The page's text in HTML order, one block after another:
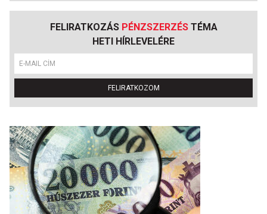
FELIRATKOZÁS PÉNZSZERZÉSTÉMA
HETI HÍRLEVELÉRE
FELIRATKOZOM